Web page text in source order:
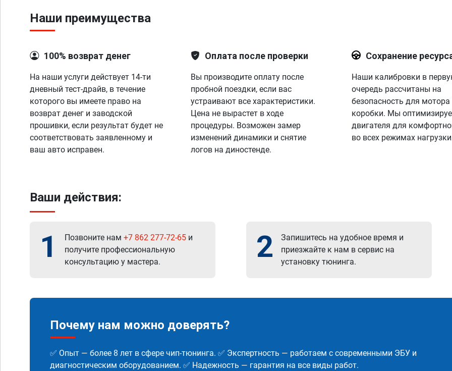
Наши преимущества
100% возврат денег
На наши услуги действует 14-ти
дневный тест-драйв, в течение
которого вы имеете право на
возврат денег и заводской
прошивки, если результат будет не
соответствовать заявленному и
ваш авто исправен.
Оплата после проверки
Вы производите оплату после
пробной поездки, если вас
устраивают все характеристики.
Цена не вырастет в ходе
процедуры. Возможен замер
изменений динамики и снятие
логов на диностенде.
Сохранение
Наши калибровки в
очередь рассчитаны на
безопасность для мотора
коробки. Мы
двигателя для
во всех режимах
Ваши действия:
1 Позвоните нам +7 862 277-72-65 и
получите профессиональную
консультацию у мастера.
2
Запишитесь на удобное время и
приезжайте к нам в сервис на
установку тюнинга.
Почему нам можно доверять?
✅ Опыт — более 8 лет в сфере чип-тюнинга. ✅ Экспертность — работаем с современными ЭБУ и
диагностическим оборудованием. ✅ Надежность — гарантия на все виды работ.